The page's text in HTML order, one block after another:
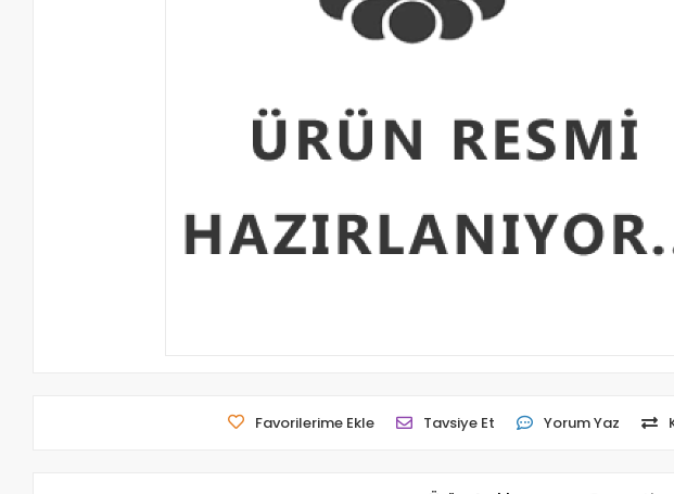
Favorilerime Ekle Tavsiye Et Yorum Yaz